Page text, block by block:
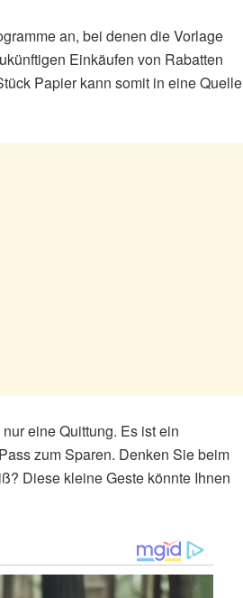
an, bei denen die Vorlage
Einkäufen von Rabatten
Papier kann somit in eine Quelle
eine Quittung. Es ist ein
zum Sparen. Denken Sie beim
Diese kleine Geste könnte Ihnen